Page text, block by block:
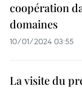
coopération
domaines
10/01/2024 03:55
La visite du